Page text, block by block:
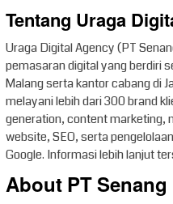
Tentang Uraga
Uraga Digital Agency (PT
pemasaran digital yang berdiri
Malang serta kantor cabang di
melayani lebih dari 300 brand
generation, content marketing,
website, SEO, serta
Google. Informasi lebih lanjut
About PT